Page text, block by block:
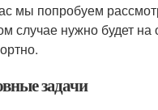
мы попробуем
случае нужно будет
задачи